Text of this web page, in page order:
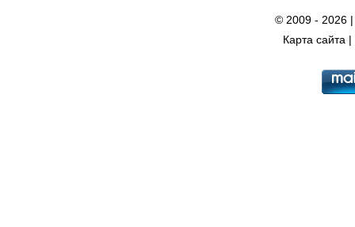
© 2009 - 2026
Карта сайта